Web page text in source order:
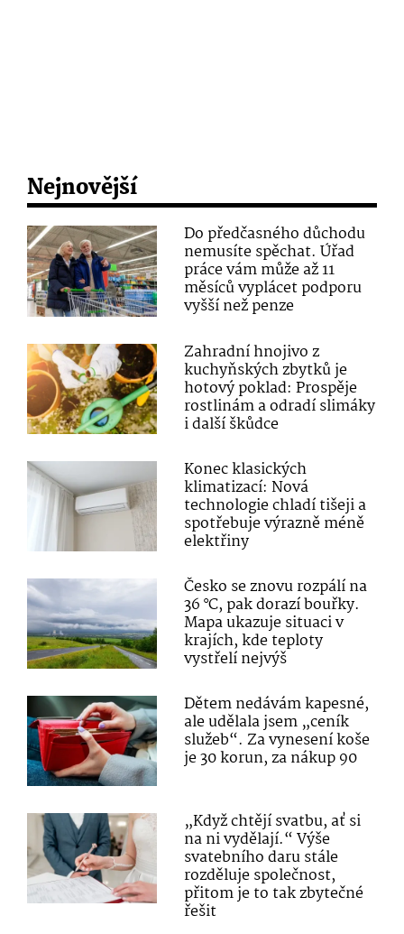
Nejnovější
Do předčasného důchodu
nemusíte spěchat. Úřad
práce vám může až 11
měsíců vyplácet podporu
vyšší než penze
Zahradní hnojivo z
kuchyňských zbytků je
hotový poklad: Prospěje
rostlinám a odradí slimáky
i další škůdce
Konec klasických
klimatizací: Nová
technologie chladí tišeji a
spotřebuje výrazně méně
elektřiny
Česko se znovu rozpálí na
36 °C, pak dorazí bouřky.
Mapa ukazuje situaci v
krajích, kde teploty
vystřelí nejvýš
Dětem nedávám kapesné,
ale udělala jsem „ceník
služeb“. Za vynesení koše
je 30 korun, za nákup 90
„Když chtějí svatbu, ať si
na ni vydělají.“ Výše
svatebního daru stále
rozděluje společnost,
přitom je to tak zbytečné
řešit